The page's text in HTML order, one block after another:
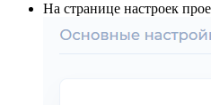
На странице настроек